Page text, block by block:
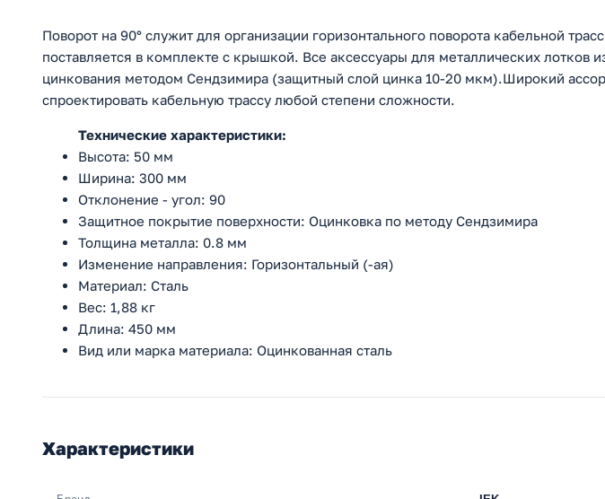
Поворот на 90° служит для организации горизонтального поворота кабельной
поставляется в комплекте с крышкой. Все аксессуары для металлических лотков
цинкования методом Сендзимира (защитный слой цинка 10-20 мкм).Широкий
спроектировать кабельную трассу любой степени сложности.
Технические характеристики:
Высота: 50 мм
Ширина: 300 мм
Отклонение - угол: 90
Защитное покрытие поверхности: Оцинковка по методу Сендзимира
Толщина металла: 0.8 мм
Изменение направления: Горизонтальный (-ая)
Материал: Сталь
Вес: 1,88 кг
Длина: 450 мм
Вид или марка материала: Оцинкованная сталь
Характеристики